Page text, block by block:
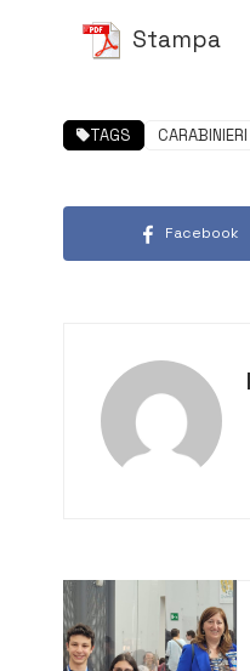
Stampa
TAGS CARABINIERI
Facebook